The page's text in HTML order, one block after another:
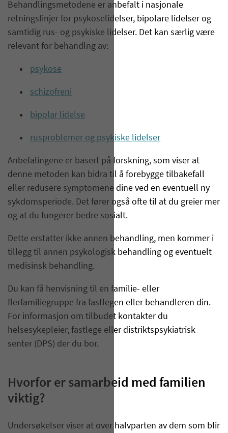
Behandlingsmetodene er anbefalt i nasjonale
retningslinjer for psykoselidelser, bipolare lidelser og
samtidig rus- og psykiske lidelser. Det kan særlig være
relevant for behandlng av:
psykose
schizofreni
bipolar lidelse
rusproblemer og psykiske lidelser
Anbefalingene er basert på forskning, som viser at
denne metoden kan bidra til å forebygge tilbakefall
eller redusere symptomene dine ved en eventuell ny
sykdomsperiode. Det fører også ofte til at du greier mer
og at du fungerer bedre sosialt.
Dette erstatter ikke annen behandling, men kommer i
tillegg til annen psykologisk behandling og eventuelt
medisinsk behandling.
Du kan få henvisning til en familie- eller
flerfamiliegruppe fra fastlegen eller behandleren din.
For informasjon om tilbudet kontakter du
helsesykepleier, fastlege eller distriktspsykiatrisk
senter (DPS) der du bor.
Hvorfor er samarbeid med familien
viktig?
Undersøkelser viser at over halvparten av dem som blir